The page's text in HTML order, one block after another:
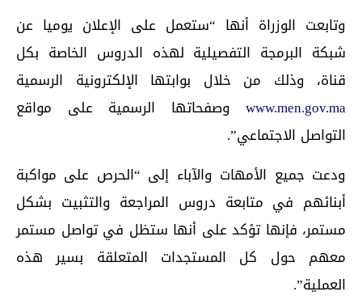
وتابعت الوزراة أنها “ستعمل على الإعلان يوميا عن
شبكة البرمجة التفصيلية لهذه الدروس الخاصة بكل
قناة، وذلك من خلال بوابتها الإلكترونية الرسمية
www.men.gov.ma وصفحاتها الرسمية على مواقع
التواصل الاجتماعي”.
ودعت جميع الأمهات والآباء إلى “الحرص على مواكبة
أبنائهم في متابعة دروس المراجعة والتثبيت بشكل
مستمر، فإنها تؤكد على أنها ستظل في تواصل مستمر
معهم حول كل المستجدات المتعلقة بسير هذه
العملية”.